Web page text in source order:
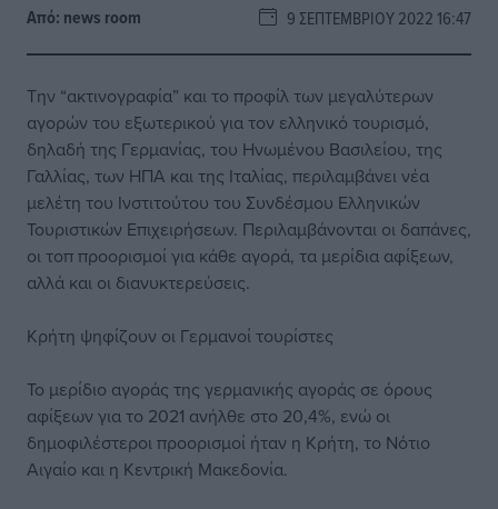
Από: news room 9 ΣΕΠΤΕΜΒΡΊΟΥ 2022 16:47
Την “ακτινογραφία” και το προφίλ των μεγαλύτερων
αγορών του εξωτερικού για τον ελληνικό τουρισμό,
δηλαδή της Γερμανίας, του Ηνωμένου Βασιλείου, της
Γαλλίας, των ΗΠΑ και της Ιταλίας, περιλαμβάνει νέα
μελέτη του Ινστιτούτου του Συνδέσμου Ελληνικών
Τουριστικών Επιχειρήσεων. Περιλαμβάνονται οι δαπάνες,
οι τοπ προορισμοί για κάθε αγορά, τα μερίδια αφίξεων,
αλλά και οι διανυκτερεύσεις.
Κρήτη ψηφίζουν οι Γερμανοί τουρίστες
Το μερίδιο αγοράς της γερμανικής αγοράς σε όρους
αφίξεων για το 2021 ανήλθε στο 20,4%, ενώ οι
δημοφιλέστεροι προορισμοί ήταν η Κρήτη, το Νότιο
Αιγαίο και η Κεντρική Μακεδονία.